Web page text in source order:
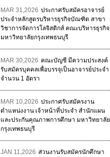
MAR 31,2026 ประกาศรับสมัครอาจารย์
ประจำหลักสูตรบริหารธุรกิจบัณฑิต สาขา
วิชาการจัดการโลจิสติกส์ คณะบริหารธุรกิจ
มหาวิทยาลัยกรุงเทพธนบุรี
MAR 30,2026 คณะบัญชี มีความประสงค์
รับสมัครบุคคลเพื่อบรรจุเป็นอาจารย์ประจำ
จำนวน 1 อัตรา
MAR 10,2026 ประกาศรับสมัครงาน
ตำแหน่งงาน เจ้าหน้าที่ประจำ สำนักแผน
และประกันคุณภาพการศึกษา มหาวิทยาลัย
กรุงเทพธนบุรี
JAN 11,2026 ส่วนงานรับสมัครนักศึกษา